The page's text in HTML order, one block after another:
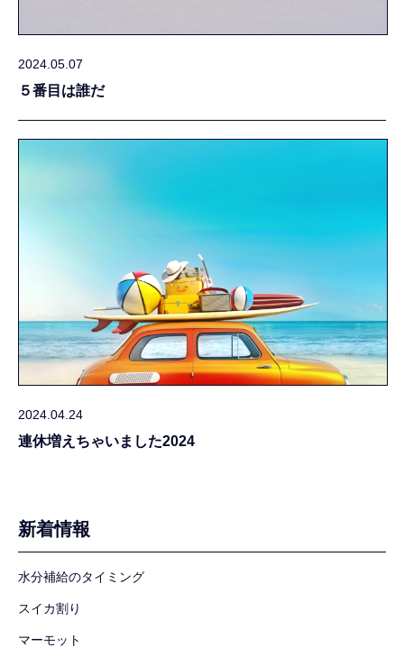
2024.05.07
５番目は誰だ
2024.04.24
連休増えちゃいました2024
新着情報
水分補給のタイミング
スイカ割り
マーモット